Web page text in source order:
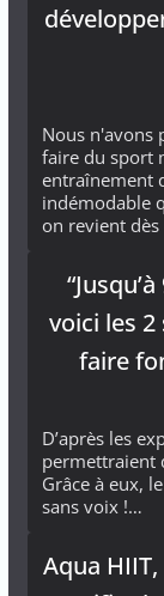
Nous n'avons
faire du sport
entraînement
indémodable
on revient
voici les
faire
D’après les
permettraient
Grâce à eux,
sans voix !…
Aqua